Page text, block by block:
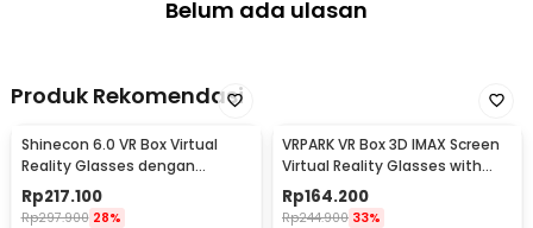
Belum ada ulasan
Produk Rekomendasi
Shinecon 6.0 VR Box Virtual
Reality Glasses dengan
Headphone
Rp217.100
Rp297.900 28%
VRPARK VR Box 3D IMAX Screen
Virtual Reality Glasses with
Headphone - J20
Rp164.200
Rp244.900 33%